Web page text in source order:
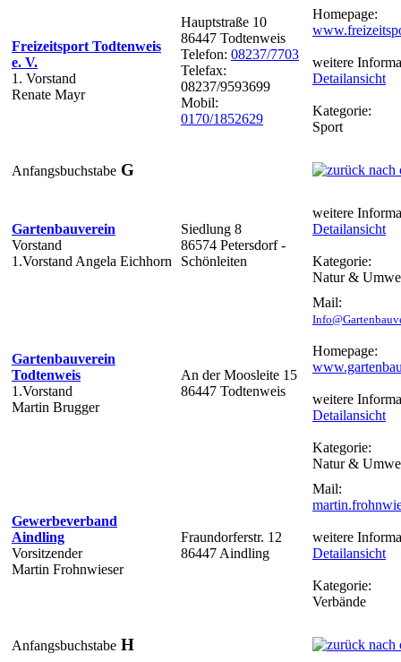
Freizeitsport Todtenweis
e. V.
1. Vorstand
Renate Mayr
Hauptstraße 10
86447 Todtenweis
Telefon: 08237/7703
Telefax:
08237/9593699
Mobil:
0170/1852629
Homepage:
weitere
Detailansicht
Kategorie:
Sport
Anfangsbuchstabe G
Gartenbauverein
Vorstand
1.Vorstand Angela Eichhorn
Siedlung 8
86574 Petersdorf -
Schönleiten
weitere
Detailansicht
Kategorie:
Natur &
Gartenbauverein
Todtenweis
1.Vorstand
Martin Brugger
An der Moosleite 15
86447 Todtenweis
Mail:
Homepage:
weitere
Detailansicht
Kategorie:
Natur &
Gewerbeverband
Aindling
Vorsitzender
Martin Frohnwieser
Fraundorferstr. 12
86447 Aindling
Mail:
weitere
Detailansicht
Kategorie:
Verbände
Anfangsbuchstabe H